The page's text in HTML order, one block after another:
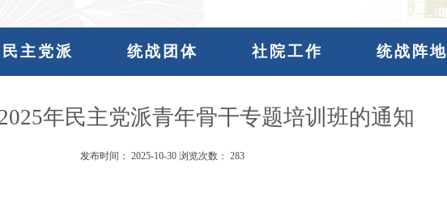
民主党派 统战团体 社院工作 统战阵地
年民主党派青年骨干专题培训班的通知
发布时间： 2025-10-30 浏览次数： 283